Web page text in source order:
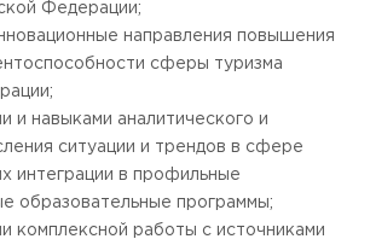
Федерации;
направления повышения
сферы туризма
и навыками аналитического и
ситуации и трендов в сфере
интеграции в профильные
образовательные программы;
комплексной работы с источниками